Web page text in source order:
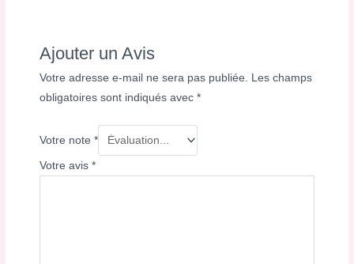
Ajouter un Avis
Votre adresse e-mail ne sera pas publiée. Les champs
obligatoires sont indiqués avec*
Votre note*
Votre avis*